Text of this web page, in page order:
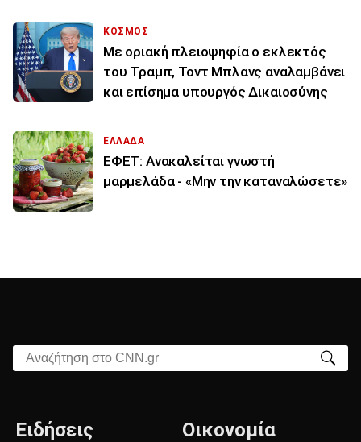
ΚΟΣΜΟΣ
Με οριακή πλειοψηφία ο εκλεκτός
του Τραμπ, Τοντ Μπλανς αναλαμβάνει
και επίσημα υπουργός Δικαιοσύνης
ΕΛΛΑΔΑ
ΕΦΕΤ: Ανακαλείται γνωστή
μαρμελάδα - «Μην την καταναλώσετε»
Αναζήτηση στο CNN.gr
Ειδήσεις Οικονομία